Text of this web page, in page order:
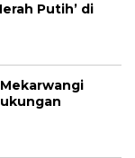
Putih’ di